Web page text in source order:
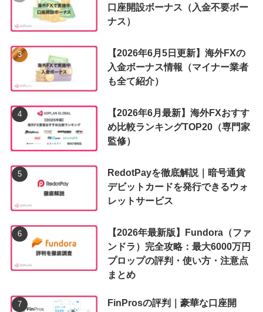
口座開設ボーナス（入金不要ボー
ナス）
【2026年6月5日更新】海外FXの
入金ボーナス情報（マイナー業者
も全て紹介）
【2026年6月最新】海外FXおすす
め比較ランキングTOP20（専門家
監修）
RedotPayを徹底解説｜暗号通貨
デビットカードを発行できるウォ
レットサービス
【2026年最新版】Fundora（ファ
ンドラ）完全攻略：最大6000万円
プロップの評判・使い方・注意点
まとめ
FinProsの評判｜豪華な口座開